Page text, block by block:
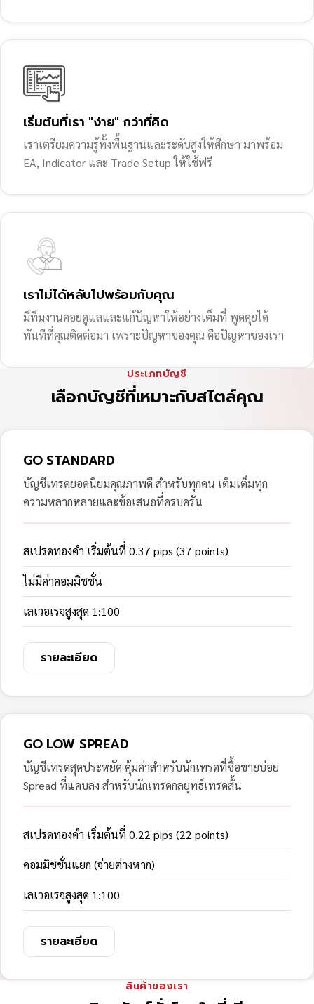
เริ่มต้นที่เรา "ง่าย" กว่าที่คิด
เราเตรียมความรู้ทั้งพื้นฐานและระดับสูงให้ศึกษา มาพร้อม
EA, Indicator และ Trade Setup ให้ใช้ฟรี
เราไม่ได้หลับไปพร้อมกับคุณ
มีทีมงานคอยดูแลและแก้ปัญหาให้อย่างเต็มที่ พูดคุยได้
ทันทีที่คุณติดต่อมา เพราะปัญหาของคุณ คือปัญหาของเรา
ประเภทบัญชี
เลือกบัญชีที่เหมาะกับสไตล์คุณ
GO STANDARD
บัญชีเทรดยอดนิยมคุณภาพดี สำหรับทุกคน เติมเต็มทุก
ความหลากหลายและข้อเสนอที่ครบครัน
สเปรดทองคำ เริ่มต้นที่ 0.37 pips (37 points)
ไม่มีค่าคอมมิชชั่น
เลเวอเรจสูงสุด 1:100
รายละเอียด
GO LOW SPREAD
บัญชีเทรดสุดประหยัด คุ้มค่าสำหรับนักเทรดที่ซื้อขายบ่อย
Spread ที่แคบลง สำหรับนักเทรดกลยุทธ์เทรดสั้น
สเปรดทองคำ เริ่มต้นที่ 0.22 pips (22 points)
คอมมิชชั่นแยก (จ่ายต่างหาก)
เลเวอเรจสูงสุด 1:100
รายละเอียด
สินค้าของเรา